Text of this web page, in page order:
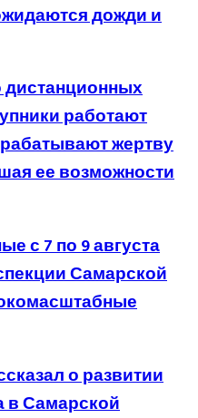
дожди и
дистанционных
работают
жертву
ее возможности
с 7 по 9 августа
Самарской
о развитии
в Самарской